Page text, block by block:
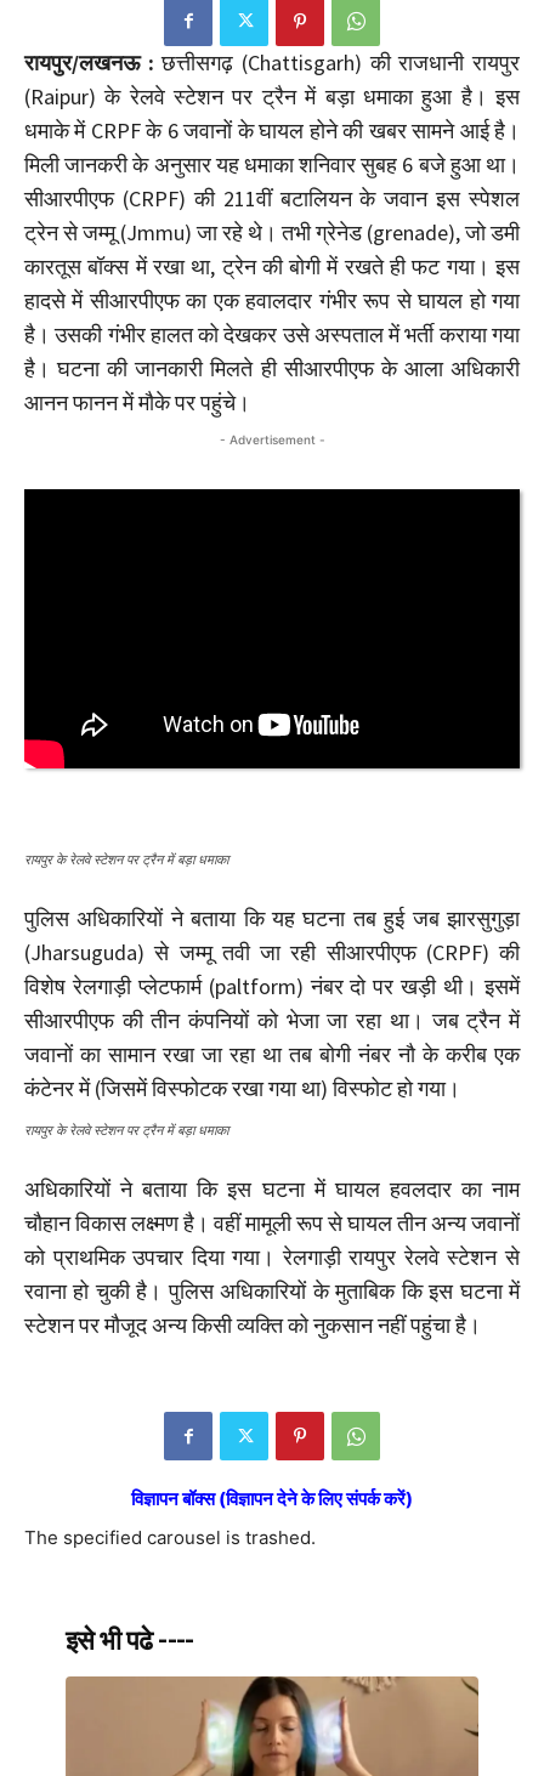
रायपुर/लखनऊ : छत्तीसगढ़ (Chattisgarh) की राजधानी रायपुर
(Raipur) के रेलवे स्टेशन पर ट्रैन में बड़ा धमाका हुआ है। इस
धमाके में CRPF के 6 जवानों के घायल होने की खबर सामने आई है।
मिली जानकरी के अनुसार यह धमाका शनिवार सुबह 6 बजे हुआ था।
सीआरपीएफ (CRPF) की 211वीं बटालियन के जवान इस स्पेशल
ट्रेन से जम्मू (Jmmu) जा रहे थे। तभी ग्रेनेड (grenade), जो डमी
कारतूस बॉक्स में रखा था, ट्रेन की बोगी में रखते ही फट गया। इस
हादसे में सीआरपीएफ का एक हवालदार गंभीर रूप से घायल हो गया
है। उसकी गंभीर हालत को देखकर उसे अस्पताल में भर्ती कराया गया
है। घटना की जानकारी मिलते ही सीआरपीएफ के आला अधिकारी
आनन फानन में मौके पर पहुंचे।
- Advertisement -
रायपुर के रेलवे स्टेशन पर ट्रैन में बड़ा धमाका
पुलिस अधिकारियों ने बताया कि यह घटना तब हुई जब झारसुगुड़ा
(Jharsuguda) से जम्मू तवी जा रही सीआरपीएफ (CRPF) की
विशेष रेलगाड़ी प्लेटफार्म (paltform) नंबर दो पर खड़ी थी। इसमें
सीआरपीएफ की तीन कंपनियों को भेजा जा रहा था। जब ट्रैन में
जवानों का सामान रखा जा रहा था तब बोगी नंबर नौ के करीब एक
कंटेनर में (जिसमें विस्फोटक रखा गया था) विस्फोट हो गया।
रायपुर के रेलवे स्टेशन पर ट्रैन में बड़ा धमाका
अधिकारियों ने बताया कि इस घटना में घायल हवलदार का नाम
चौहान विकास लक्ष्मण है। वहीं मामूली रूप से घायल तीन अन्य जवानों
को प्राथमिक उपचार दिया गया। रेलगाड़ी रायपुर रेलवे स्टेशन से
रवाना हो चुकी है। पुलिस अधिकारियों के मुताबिक कि इस घटना में
स्टेशन पर मौजूद अन्य किसी व्यक्ति को नुकसान नहीं पहुंचा है।
विज्ञापन बॉक्स (विज्ञापन देने के लिए संपर्क करें)
The specified carousel is trashed.
इसे भी पढे ----